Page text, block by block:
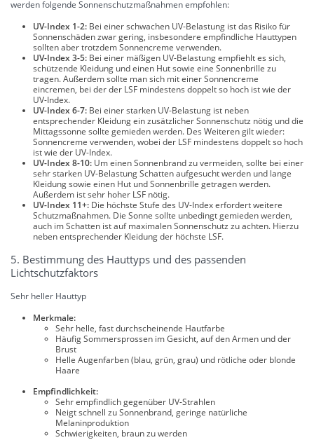
werden folgende Sonnenschutzmaßnahmen empfohlen:
UV-Index 1-2: Bei einer schwachen UV-Belastung ist das Risiko für
Sonnenschäden zwar gering, insbesondere empfindliche Hauttypen
sollten aber trotzdem Sonnencreme verwenden.
UV-Index 3-5: Bei einer mäßigen UV-Belastung empfiehlt es sich,
schützende Kleidung und einen Hut sowie eine Sonnenbrille zu
tragen. Außerdem sollte man sich mit einer Sonnencreme
eincremen, bei der der LSF mindestens doppelt so hoch ist wie der
UV-Index.
UV-Index 6-7: Bei einer starken UV-Belastung ist neben
entsprechender Kleidung ein zusätzlicher Sonnenschutz nötig und die
Mittagssonne sollte gemieden werden. Des Weiteren gilt wieder:
Sonnencreme verwenden, wobei der LSF mindestens doppelt so hoch
ist wie der UV-Index.
UV-Index 8-10: Um einen Sonnenbrand zu vermeiden, sollte bei einer
sehr starken UV-Belastung Schatten aufgesucht werden und lange
Kleidung sowie einen Hut und Sonnenbrille getragen werden.
Außerdem ist sehr hoher LSF nötig.
UV-Index 11+: Die höchste Stufe des UV-Index erfordert weitere
Schutzmaßnahmen. Die Sonne sollte unbedingt gemieden werden,
auch im Schatten ist auf maximalen Sonnenschutz zu achten. Hierzu
neben entsprechender Kleidung der höchste LSF.
5. Bestimmung des Hauttyps und des passenden
Lichtschutzfaktors
Sehr heller Hauttyp
Merkmale:
Sehr helle, fast durchscheinende Hautfarbe
Häufig Sommersprossen im Gesicht, auf den Armen und der
Brust
Helle Augenfarben (blau, grün, grau) und rötliche oder blonde
Haare
Empfindlichkeit:
Sehr empfindlich gegenüber UV-Strahlen
Neigt schnell zu Sonnenbrand, geringe natürliche
Melaninproduktion
Schwierigkeiten, braun zu werden